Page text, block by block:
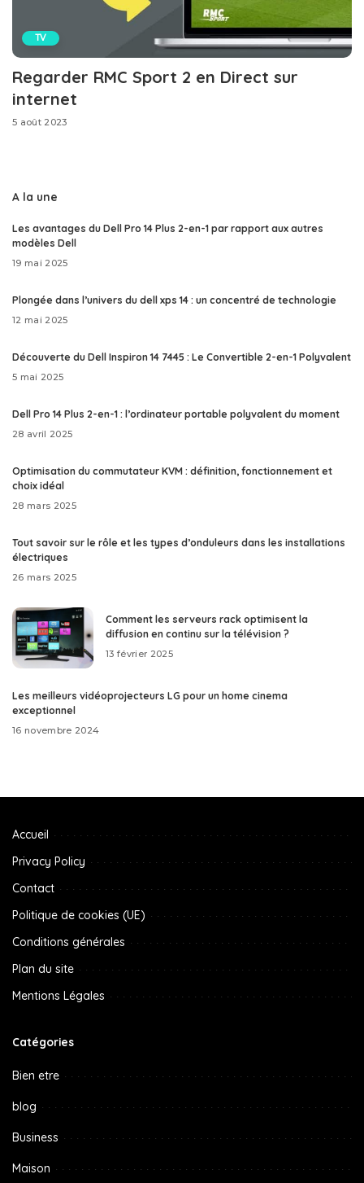
TV
Regarder RMC Sport 2 en Direct sur
internet
5 août 2023
A la une
Les avantages du Dell Pro 14 Plus 2-en-1 par rapport aux autres
modèles Dell
19 mai 2025
Plongée dans l’univers du dell xps 14 : un concentré de technologie
12 mai 2025
Découverte du Dell Inspiron 14 7445 : Le Convertible 2-en-1 Polyvalent
5 mai 2025
Dell Pro 14 Plus 2-en-1 : l’ordinateur portable polyvalent du moment
28 avril 2025
Optimisation du commutateur KVM : définition, fonctionnement et
choix idéal
28 mars 2025
Tout savoir sur le rôle et les types d’onduleurs dans les installations
électriques
26 mars 2025
Comment les serveurs rack optimisent la
diffusion en continu sur la télévision ?
13 février 2025
Les meilleurs vidéoprojecteurs LG pour un home cinema
exceptionnel
16 novembre 2024
Accueil
Privacy Policy
Contact
Politique de cookies (UE)
Conditions générales
Plan du site
Mentions Légales
Catégories
Bien etre
blog
Business
Maison